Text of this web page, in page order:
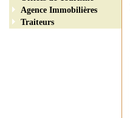
Agence Immobilières
Traiteurs